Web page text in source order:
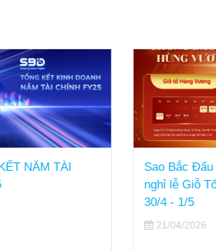
TÀI
Sao Bắc Đẩu thông
nghỉ lễ Giỗ Tổ Hùng
30/4 - 1/5
21/04/2026